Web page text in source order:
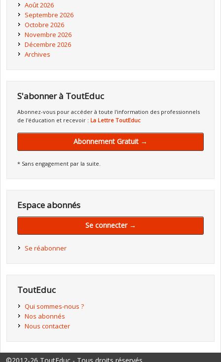
Août 2026
Septembre 2026
Octobre 2026
Novembre 2026
Décembre 2026
Archives
S'abonner à ToutEduc
Abonnez-vous pour accéder à toute l'information des professionnels
de l'éducation et recevoir : La Lettre ToutEduc
Abonnement Gratuit →
* Sans engagement par la suite.
Espace abonnés
Se connecter →
Se réabonner
ToutEduc
Qui sommes-nous ?
Nos abonnés
Nous contacter